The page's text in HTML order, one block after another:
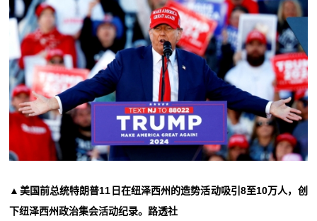
▲美国前总统特朗普11日在纽泽西州的造势活动吸引8至10万人，创
下纽泽西州政治集会活动纪录。路透社